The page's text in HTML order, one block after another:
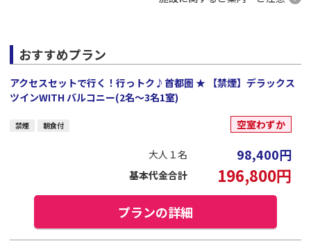
おすすめプラン
アクセスセットで行く！行っトク♪首都圏 ★ 【禁煙】デラックス
ツインWITH バルコニー(2名～3名1室)
禁煙 朝食付 空室わずか
大人１名 98,400円
基本代金合計 196,800円
プランの詳細